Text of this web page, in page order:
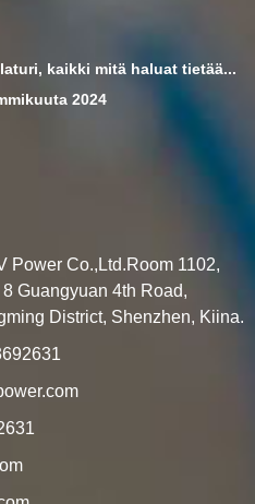
laturi, kaikki mitä haluat tietää...
2024
Power Co.,Ltd.Room 1102,
Guangyuan 4th Road,
District, Shenzhen, Kiina.